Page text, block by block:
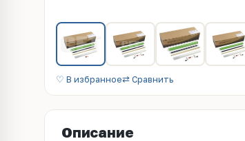
♡ В избранное⇄ Сравнить
Описание